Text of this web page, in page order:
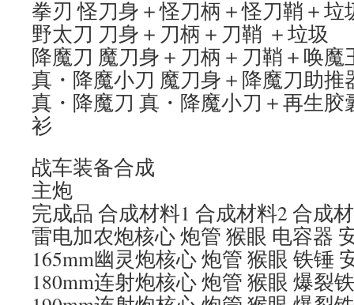
拳刃 怪刀身＋怪刀柄＋怪刀鞘＋垃
野太刀 刀身＋刀柄＋刀鞘 ＋垃圾
降魔刀 魔刀身＋刀柄＋刀鞘＋唤魔
真・降魔小刀 魔刀身＋降魔刀助推
真・降魔刀 真・降魔小刀＋再生
衫
战车装备合成
主炮
完成品 合成材料1 合成材料2 合成
雷电加农炮核心 炮管 猴眼 电容器
165mm幽灵炮核心 炮管 猴眼 铁锤
180mm连射炮核心 炮管 猴眼 爆裂